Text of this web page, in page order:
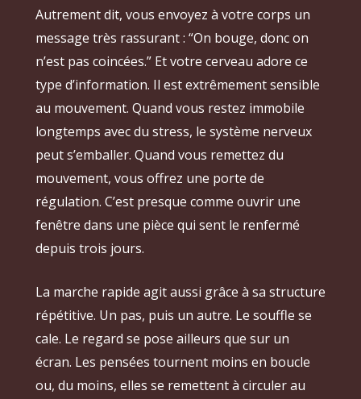
Autrement dit, vous envoyez à votre corps un
message très rassurant : “On bouge, donc on
n’est pas coincées.” Et votre cerveau adore ce
type d’information. Il est extrêmement sensible
au mouvement. Quand vous restez immobile
longtemps avec du stress, le système nerveux
peut s’emballer. Quand vous remettez du
mouvement, vous offrez une porte de
régulation. C’est presque comme ouvrir une
fenêtre dans une pièce qui sent le renfermé
depuis trois jours.
La marche rapide agit aussi grâce à sa structure
répétitive. Un pas, puis un autre. Le souffle se
cale. Le regard se pose ailleurs que sur un
écran. Les pensées tournent moins en boucle
ou, du moins, elles se remettent à circuler au